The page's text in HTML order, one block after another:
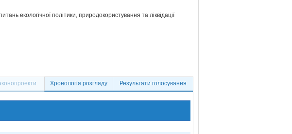
екологічної політики, природокористування та ліквідації
Хронологія розгляду Результати голосування